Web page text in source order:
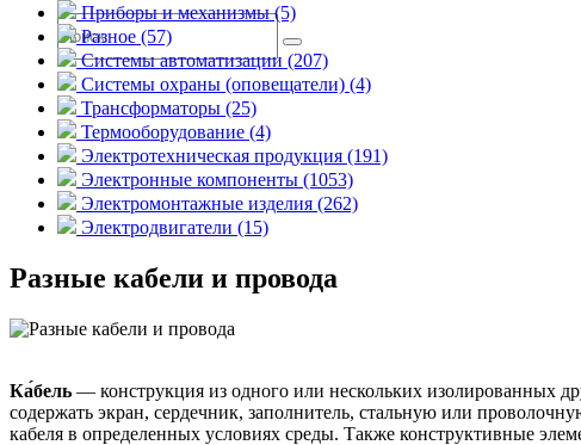
Приборы и механизмы (5)
Разное (57)
Системы автоматизации (207)
Системы охраны (оповещатели) (4)
Трансформаторы (25)
Термооборудование (4)
Электротехническая продукция (191)
Электронные компоненты (1053)
Электромонтажные изделия (262)
Электродвигатели (15)
Разные кабели и провода
Ка́бель — конструкция из одного или нескольких изолированных
содержать экран, сердечник, заполнитель, стальную или
кабеля в определенных условиях среды. Также конструктивные